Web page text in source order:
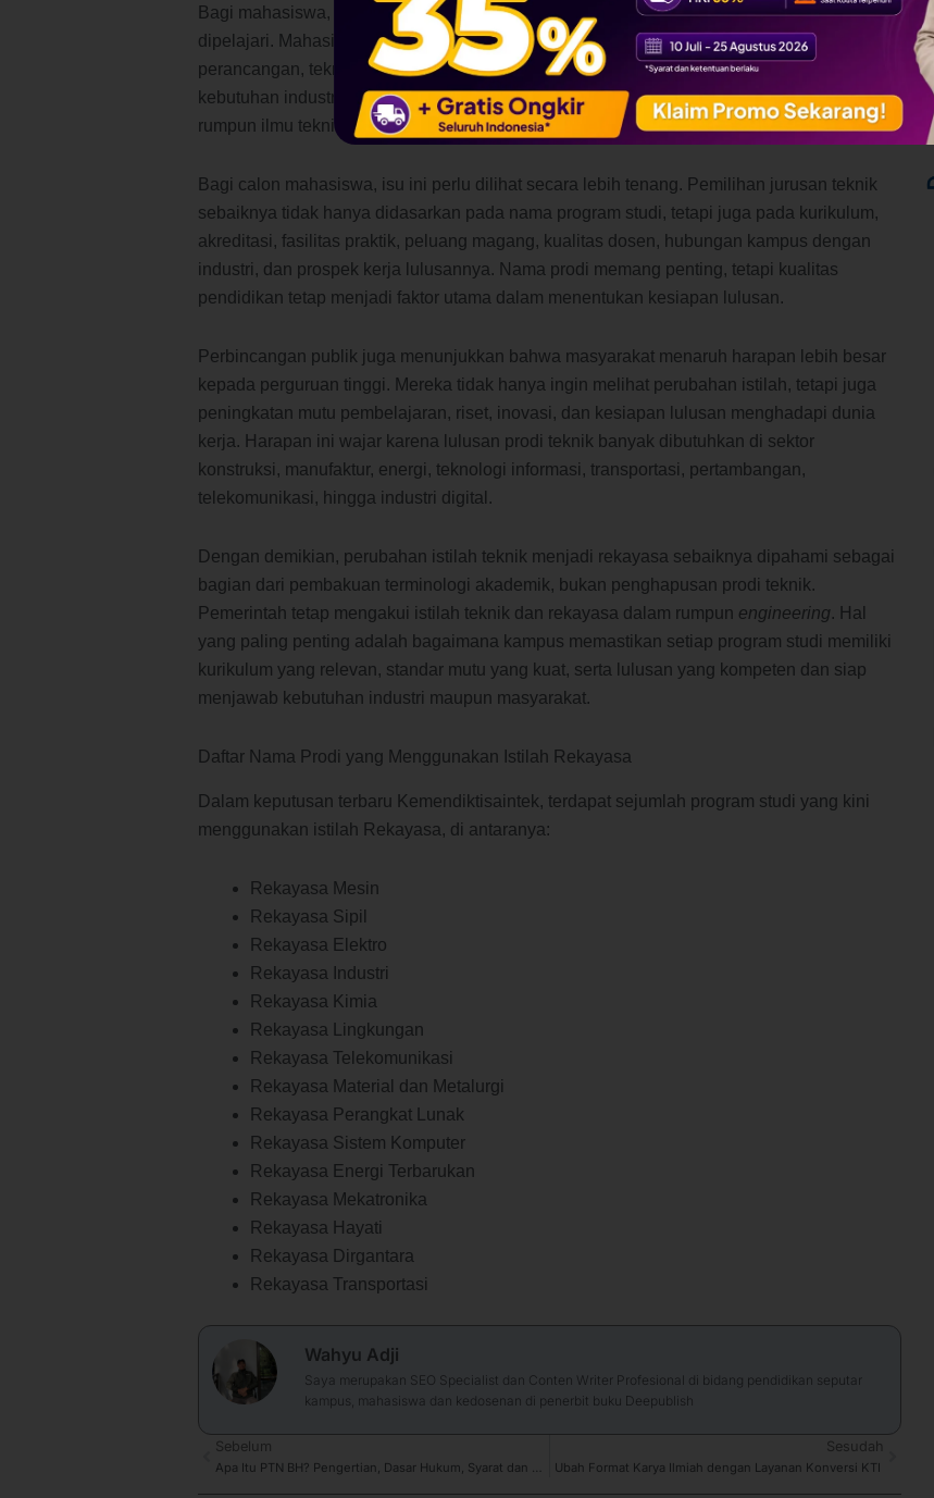
Bagi mahasiswa, perubahan ini tidak otomatis mengubah substansi keilmuan yang
dipelajari. Mahasiswa padaprodi teknik
tetap mempelajari dasar keteknikan,
perancangan, teknologi, riset, analisis sistem, dan penerapan ilmu untuk menjawab
kebutuhan industri. Mata kuliah, kompetensi lulusan, dan prospek kerja tetap berada dalam
rumpun ilmu teknik atauengineering.
Bagi calon mahasiswa, isu ini perlu dilihat secara lebih tenang. Pemilihan jurusan teknik
sebaiknya tidak hanya didasarkan pada nama program studi, tetapi juga pada kurikulum,
akreditasi, fasilitas praktik, peluang magang, kualitas dosen, hubungan kampus dengan
industri, dan prospek kerja lulusannya. Nama prodi memang penting, tetapi kualitas
pendidikan tetap menjadi faktor utama dalam menentukan kesiapan lulusan.
Perbincangan publik juga menunjukkan bahwa masyarakat menaruh harapan lebih besar
kepada perguruan tinggi. Mereka tidak hanya ingin melihat perubahan istilah, tetapi juga
peningkatan mutu pembelajaran, riset, inovasi, dan kesiapan lulusan menghadapi dunia
kerja. Harapan ini wajar karena lulusan prodi teknik banyak dibutuhkan di sektor
konstruksi, manufaktur, energi, teknologi informasi, transportasi, pertambangan,
telekomunikasi, hingga industri digital.
Dengan demikian, perubahan istilah teknik menjadi rekayasa sebaiknya dipahami sebagai
bagian dari pembakuan terminologi akademik, bukan penghapusan prodi teknik.
Pemerintah tetap mengakui istilah teknik dan rekayasa dalam rumpun engineering. Hal
yang paling penting adalah bagaimana kampus memastikan setiap program studi memiliki
kurikulum yang relevan, standar mutu yang kuat, serta lulusan yang kompeten dan siap
menjawab kebutuhan industri maupun masyarakat.
Daftar Nama Prodi yang Menggunakan Istilah Rekayasa
Dalam keputusan terbaru Kemendiktisaintek, terdapat sejumlah program studi yang kini
menggunakan istilah Rekayasa, di antaranya:
Rekayasa Mesin
Rekayasa Sipil
Rekayasa Elektro
Rekayasa Industri
Rekayasa Kimia
Rekayasa Lingkungan
Rekayasa Telekomunikasi
Rekayasa Material dan Metalurgi
Rekayasa Perangkat Lunak
Rekayasa Sistem Komputer
Rekayasa Energi Terbarukan
Rekayasa Mekatronika
Rekayasa Hayati
Rekayasa Dirgantara
Rekayasa Transportasi
Wahyu Adji
Saya merupakan SEO Specialist dan Conten Writer Profesional di bidang pendidikan seputar
kampus, mahasiswa dan kedosenan di penerbit buku Deepublish
Prev
Sebelum
Apa Itu PTN BH? Pengertian, Dasar Hukum, Syarat dan Dampak
Sesudah
Ubah Format Karya Ilmiah dengan Layanan Konversi KTI